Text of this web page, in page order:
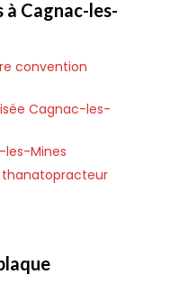
Cagnac-les-
convention
Cagnac-les-
Mines
thanatopracteur